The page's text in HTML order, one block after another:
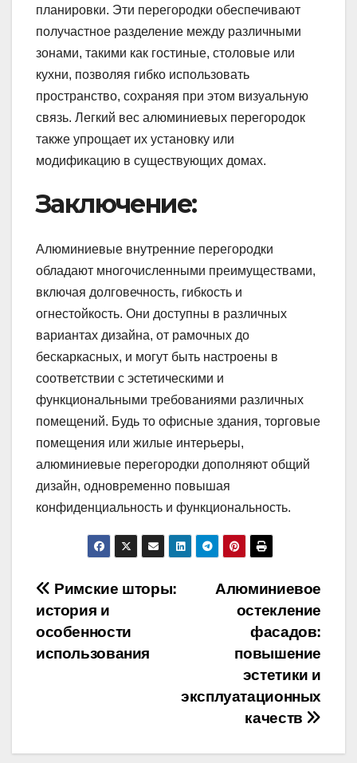
планировки. Эти перегородки обеспечивают
получастное разделение между различными
зонами, такими как гостиные, столовые или
кухни, позволяя гибко использовать
пространство, сохраняя при этом визуальную
связь. Легкий вес алюминиевых перегородок
также упрощает их установку или
модификацию в существующих домах.
Заключение:
Алюминиевые внутренние перегородки
обладают многочисленными преимуществами,
включая долговечность, гибкость и
огнестойкость. Они доступны в различных
вариантах дизайна, от рамочных до
бескаркасных, и могут быть настроены в
соответствии с эстетическими и
функциональными требованиями различных
помещений. Будь то офисные здания, торговые
помещения или жилые интерьеры,
алюминиевые перегородки дополняют общий
дизайн, одновременно повышая
конфиденциальность и функциональность.
Навигация
по
записям
Алюминиевое
остекление
фасадов:
повышение
эстетики и
эксплуатационных
качеств
Римские шторы:
история и
особенности
использования